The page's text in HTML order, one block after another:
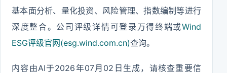
基本面分析、量化投资、风险管理、指数编制等进行
深度整合。公司评级详情可登录万得终端或Wind
ESG评级官网(esg.wind.com.cn)查询。
内容由AI于2026年07月02日生成，请核查重要信